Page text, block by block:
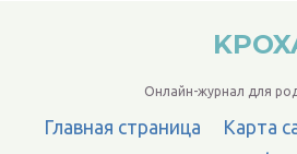
Онлайн-журнал для
Главная страница Карта